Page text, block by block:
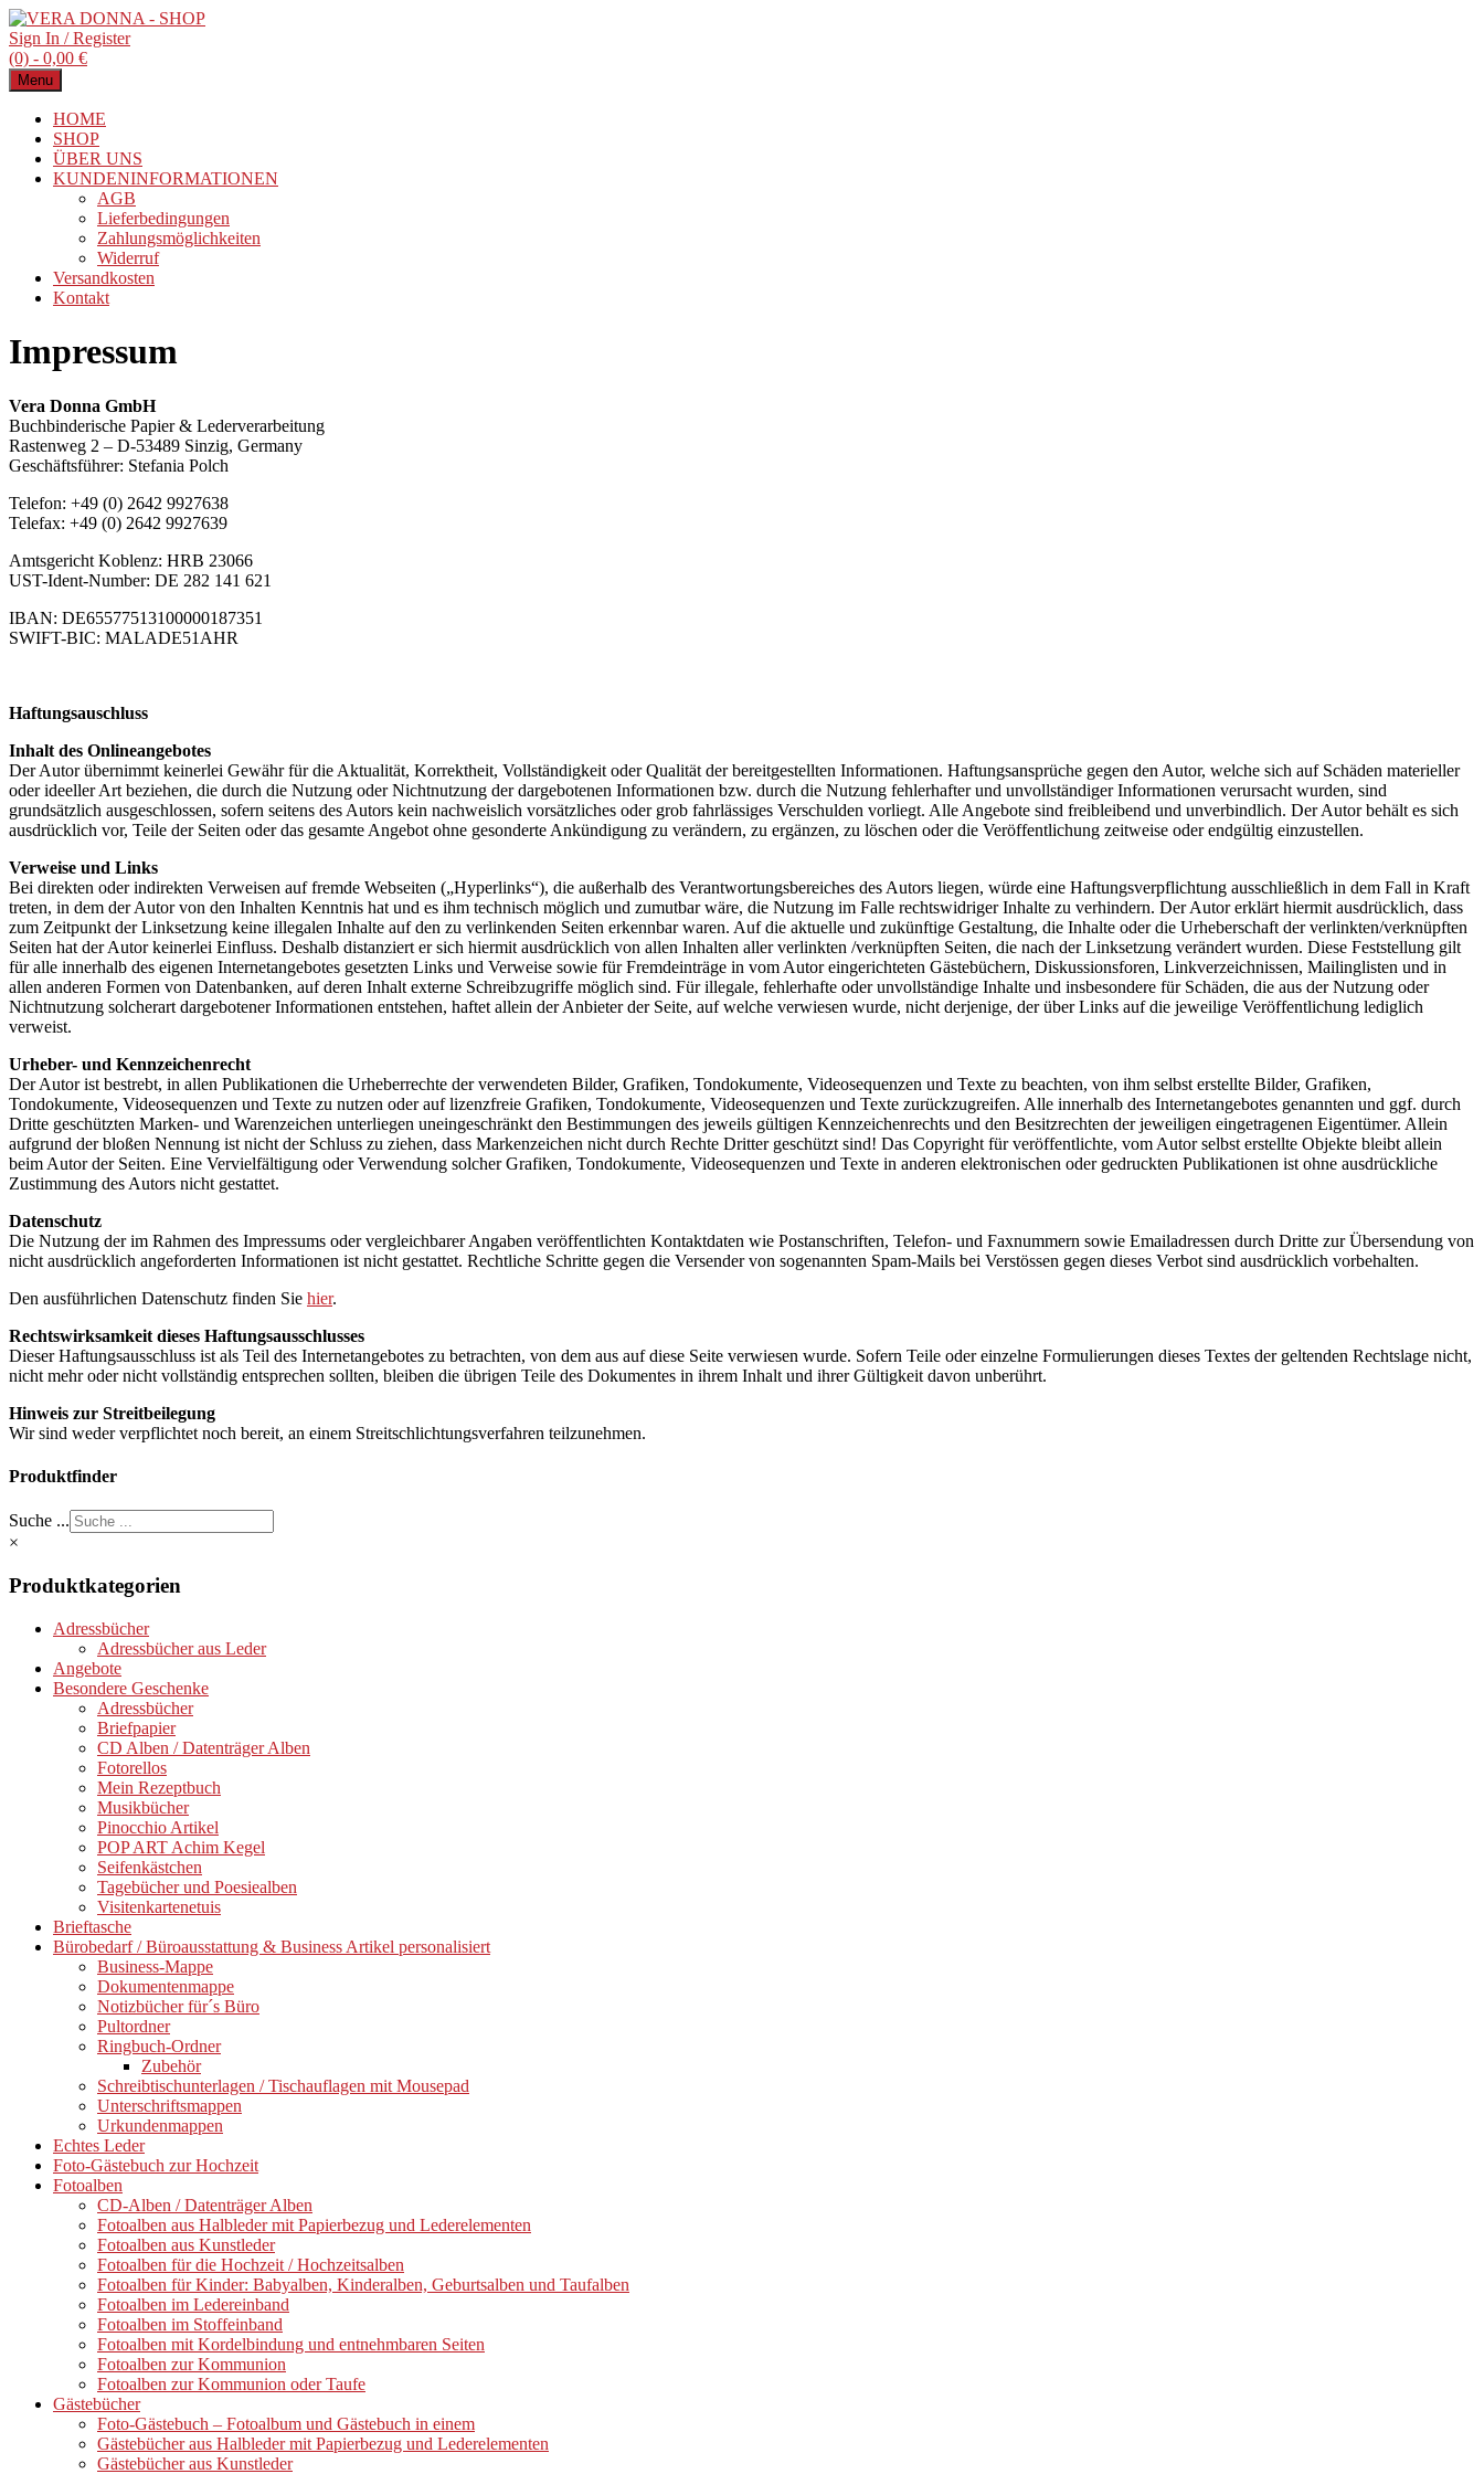
Sign In / Register
(0) - 0,00 €
Menu
HOME
SHOP
ÜBER UNS
KUNDENINFORMATIONEN
AGB
Lieferbedingungen
Zahlungsmöglichkeiten
Widerruf
Versandkosten
Kontakt
Impressum
Vera Donna GmbH
Buchbinderische Papier & Lederverarbeitung
Rastenweg 2 – D-53489 Sinzig, Germany
Geschäftsführer: Stefania Polch
Telefon: +49 (0) 2642 9927638
Telefax: +49 (0) 2642 9927639
Amtsgericht Koblenz: HRB 23066
UST-Ident-Number: DE 282 141 621
IBAN: DE65577513100000187351
SWIFT-BIC: MALADE51AHR
Haftungsauschluss
Inhalt des Onlineangebotes
Der Autor übernimmt keinerlei Gewähr für die Aktualität, Korrektheit, Vollständigkeit oder Qualität der bereitgestellten Informationen. Haftungsansprüche gegen den Autor, welche sich auf Schäden materieller
oder ideeller Art beziehen, die durch die Nutzung oder Nichtnutzung der dargebotenen Informationen bzw. durch die Nutzung fehlerhafter und unvollständiger Informationen verursacht wurden, sind
grundsätzlich ausgeschlossen, sofern seitens des Autors kein nachweislich vorsätzliches oder grob fahrlässiges Verschulden vorliegt. Alle Angebote sind freibleibend und unverbindlich. Der Autor behält es sich
ausdrücklich vor, Teile der Seiten oder das gesamte Angebot ohne gesonderte Ankündigung zu verändern, zu ergänzen, zu löschen oder die Veröffentlichung zeitweise oder endgültig einzustellen.
Verweise und Links
Bei direkten oder indirekten Verweisen auf fremde Webseiten („Hyperlinks“), die außerhalb des Verantwortungsbereiches des Autors liegen, würde eine Haftungsverpflichtung ausschließlich in dem Fall in Kraft
treten, in dem der Autor von den Inhalten Kenntnis hat und es ihm technisch möglich und zumutbar wäre, die Nutzung im Falle rechtswidriger Inhalte zu verhindern. Der Autor erklärt hiermit ausdrücklich, dass
zum Zeitpunkt der Linksetzung keine illegalen Inhalte auf den zu verlinkenden Seiten erkennbar waren. Auf die aktuelle und zukünftige Gestaltung, die Inhalte oder die Urheberschaft der verlinkten/verknüpften
Seiten hat der Autor keinerlei Einfluss. Deshalb distanziert er sich hiermit ausdrücklich von allen Inhalten aller verlinkten /verknüpften Seiten, die nach der Linksetzung verändert wurden. Diese Feststellung gilt
für alle innerhalb des eigenen Internetangebotes gesetzten Links und Verweise sowie für Fremdeinträge in vom Autor eingerichteten Gästebüchern, Diskussionsforen, Linkverzeichnissen, Mailinglisten und in
allen anderen Formen von Datenbanken, auf deren Inhalt externe Schreibzugriffe möglich sind. Für illegale, fehlerhafte oder unvollständige Inhalte und insbesondere für Schäden, die aus der Nutzung oder
Nichtnutzung solcherart dargebotener Informationen entstehen, haftet allein der Anbieter der Seite, auf welche verwiesen wurde, nicht derjenige, der über Links auf die jeweilige Veröffentlichung lediglich
verweist.
Urheber- und Kennzeichenrecht
Der Autor ist bestrebt, in allen Publikationen die Urheberrechte der verwendeten Bilder, Grafiken, Tondokumente, Videosequenzen und Texte zu beachten, von ihm selbst erstellte Bilder, Grafiken,
Tondokumente, Videosequenzen und Texte zu nutzen oder auf lizenzfreie Grafiken, Tondokumente, Videosequenzen und Texte zurückzugreifen. Alle innerhalb des Internetangebotes genannten und ggf. durch
Dritte geschützten Marken- und Warenzeichen unterliegen uneingeschränkt den Bestimmungen des jeweils gültigen Kennzeichenrechts und den Besitzrechten der jeweiligen eingetragenen Eigentümer. Allein
aufgrund der bloßen Nennung ist nicht der Schluss zu ziehen, dass Markenzeichen nicht durch Rechte Dritter geschützt sind! Das Copyright für veröffentlichte, vom Autor selbst erstellte Objekte bleibt allein
beim Autor der Seiten. Eine Vervielfältigung oder Verwendung solcher Grafiken, Tondokumente, Videosequenzen und Texte in anderen elektronischen oder gedruckten Publikationen ist ohne ausdrückliche
Zustimmung des Autors nicht gestattet.
Datenschutz
Die Nutzung der im Rahmen des Impressums oder vergleichbarer Angaben veröffentlichten Kontaktdaten wie Postanschriften, Telefon- und Faxnummern sowie Emailadressen durch Dritte zur Übersendung von
nicht ausdrücklich angeforderten Informationen ist nicht gestattet. Rechtliche Schritte gegen die Versender von sogenannten Spam-Mails bei Verstössen gegen dieses Verbot sind ausdrücklich vorbehalten.
Den ausführlichen Datenschutz finden Sie hier.
Rechtswirksamkeit dieses Haftungsausschlusses
Dieser Haftungsausschluss ist als Teil des Internetangebotes zu betrachten, von dem aus auf diese Seite verwiesen wurde. Sofern Teile oder einzelne Formulierungen dieses Textes der geltenden Rechtslage nicht,
nicht mehr oder nicht vollständig entsprechen sollten, bleiben die übrigen Teile des Dokumentes in ihrem Inhalt und ihrer Gültigkeit davon unberührt.
Hinweis zur Streitbeilegung
Wir sind weder verpflichtet noch bereit, an einem Streitschlichtungsverfahren teilzunehmen.
Produktfinder
Suche ...
×
Produktkategorien
Adressbücher
Adressbücher aus Leder
Angebote
Besondere Geschenke
Adressbücher
Briefpapier
CD Alben / Datenträger Alben
Fotorellos
Mein Rezeptbuch
Musikbücher
Pinocchio Artikel
POP ART Achim Kegel
Seifenkästchen
Tagebücher und Poesiealben
Visitenkartenetuis
Brieftasche
Bürobedarf / Büroausstattung & Business Artikel personalisiert
Business-Mappe
Dokumentenmappe
Notizbücher für´s Büro
Pultordner
Ringbuch-Ordner
Zubehör
Schreibtischunterlagen / Tischauflagen mit Mousepad
Unterschriftsmappen
Urkundenmappen
Echtes Leder
Foto-Gästebuch zur Hochzeit
Fotoalben
CD-Alben / Datenträger Alben
Fotoalben aus Halbleder mit Papierbezug und Lederelementen
Fotoalben aus Kunstleder
Fotoalben für die Hochzeit / Hochzeitsalben
Fotoalben für Kinder: Babyalben, Kinderalben, Geburtsalben und Taufalben
Fotoalben im Ledereinband
Fotoalben im Stoffeinband
Fotoalben mit Kordelbindung und entnehmbaren Seiten
Fotoalben zur Kommunion
Fotoalben zur Kommunion oder Taufe
Gästebücher
Foto-Gästebuch – Fotoalbum und Gästebuch in einem
Gästebücher aus Halbleder mit Papierbezug und Lederelementen
Gästebücher aus Kunstleder